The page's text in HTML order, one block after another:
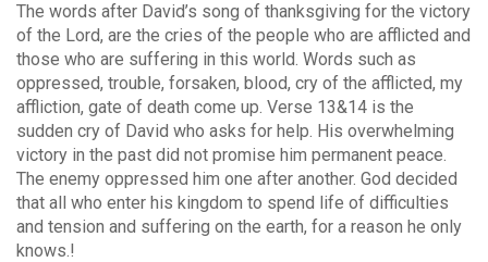
The words after David’s song of thanksgiving for the victory
of the Lord, are the cries of the people who are afflicted and
those who are suffering in this world. Words such as
oppressed, trouble, forsaken, blood, cry of the afflicted, my
affliction, gate of death come up. Verse 13&14 is the
sudden cry of David who asks for help. His overwhelming
victory in the past did not promise him permanent peace.
The enemy oppressed him one after another. God decided
that all who enter his kingdom to spend life of difficulties
and tension and suffering on the earth, for a reason he only
knows.!